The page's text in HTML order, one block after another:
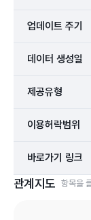
업데이트 주기
데이터 생성일
제공유형
이용허락범위
바로가기 링크
관계지도 항목을